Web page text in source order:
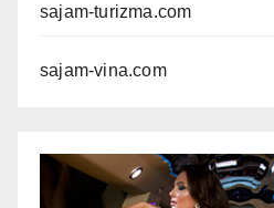
sajam-turizma.com
sajam-vina.com